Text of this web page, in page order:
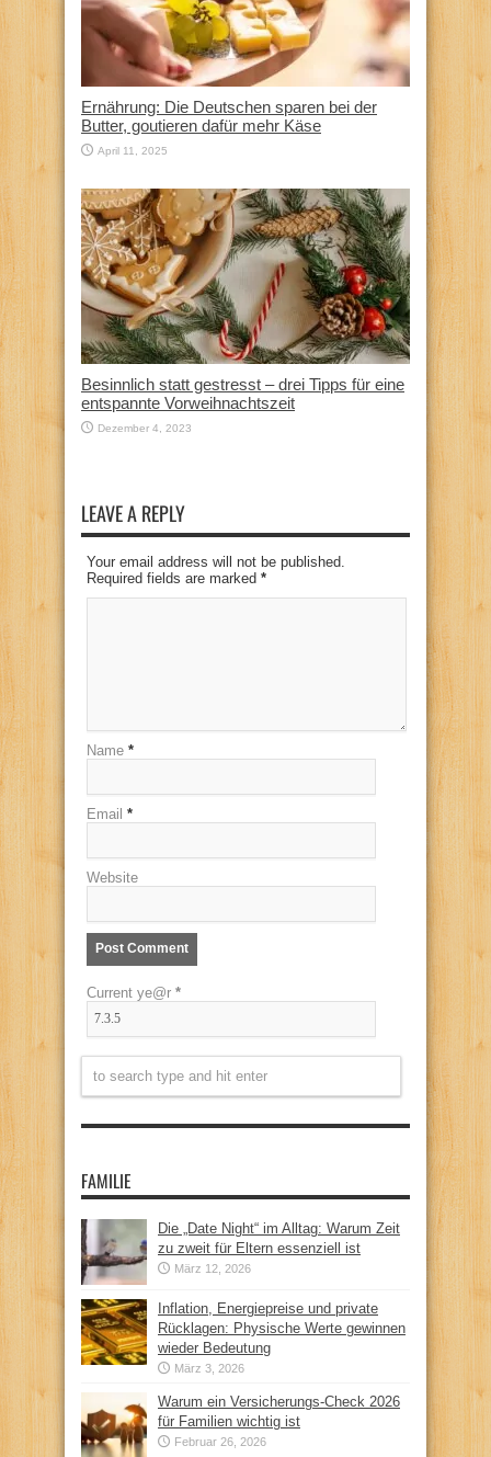
Ernährung: Die Deutschen sparen bei der
Butter, goutieren dafür mehr Käse
April 11, 2025
Besinnlich statt gestresst – drei Tipps für eine
entspannte Vorweihnachtszeit
Dezember 4, 2023
LEAVE A REPLY
Your email address will not be published.
Required fields are marked *
Name *
Email *
Website
Current ye@r *
FAMILIE
Die „Date Night“ im Alltag: Warum Zeit
zu zweit für Eltern essenziell ist
März 12, 2026
Inflation, Energiepreise und private
Rücklagen: Physische Werte gewinnen
wieder Bedeutung
März 3, 2026
Warum ein Versicherungs-Check 2026
für Familien wichtig ist
Februar 26, 2026